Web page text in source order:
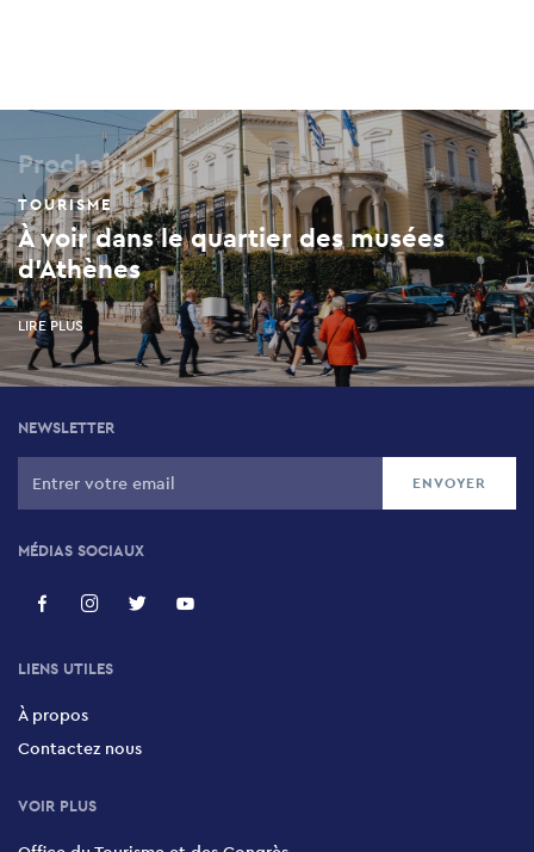
Prochain
TOURISME
À voir dans le quartier des musées
d'Athènes
LIRE PLUS
NEWSLETTER
MÉDIAS SOCIAUX
LIENS UTILES
À propos
Contactez nous
VOIR PLUS